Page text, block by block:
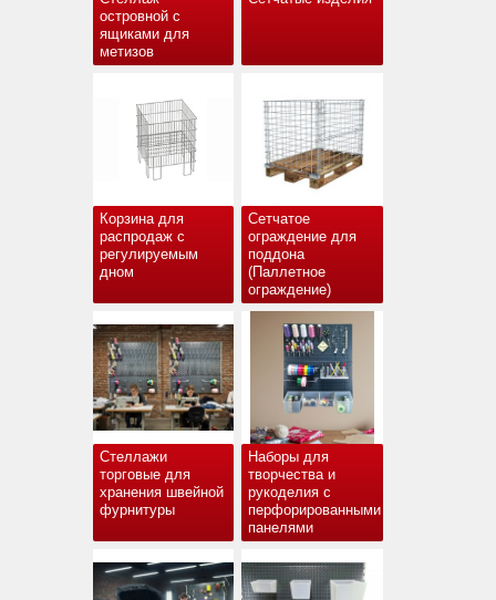
островной с
ящиками для
метизов
Корзина для
распродаж с
регулируемым
дном
Сетчатое
ограждение для
поддона
(Паллетное
ограждение)
Стеллажи
торговые для
хранения швейной
фурнитуры
Наборы для
творчества и
рукоделия с
перфорированными
панелями